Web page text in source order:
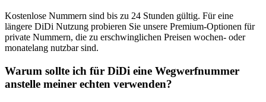
Kostenlose Nummern sind bis zu 24 Stunden gültig. Für eine
längere DiDi Nutzung probieren Sie unsere Premium-Optionen für
private Nummern, die zu erschwinglichen Preisen wochen- oder
monatelang nutzbar sind.
Warum sollte ich für DiDi eine Wegwerfnummer
anstelle meiner echten verwenden?